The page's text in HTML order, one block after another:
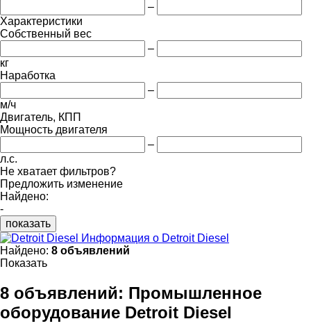
–
Характеристики
Собственный вес
–
кг
Наработка
–
м/ч
Двигатель, КПП
Мощность двигателя
–
л.с.
Не хватает фильтров?
Предложить изменение
Найдено:
-
показать
Информация о Detroit Diesel
Найдено: 8 объявлений
Показать
8 объявлений: Промышленное
оборудование Detroit Diesel